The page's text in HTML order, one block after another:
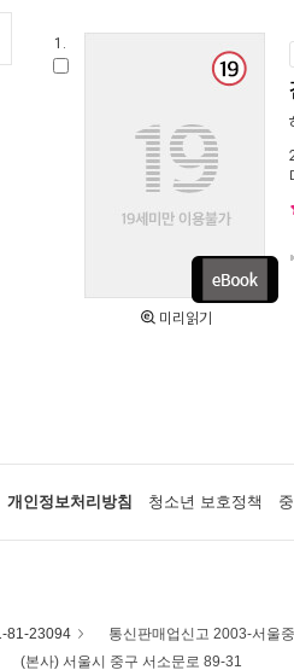
1.
미리읽기
개인정보처리방침 청소년 보호정책
81-23094 통신판매업신고 2003-서울
(본사) 서울시 중구 서소문로 89-31